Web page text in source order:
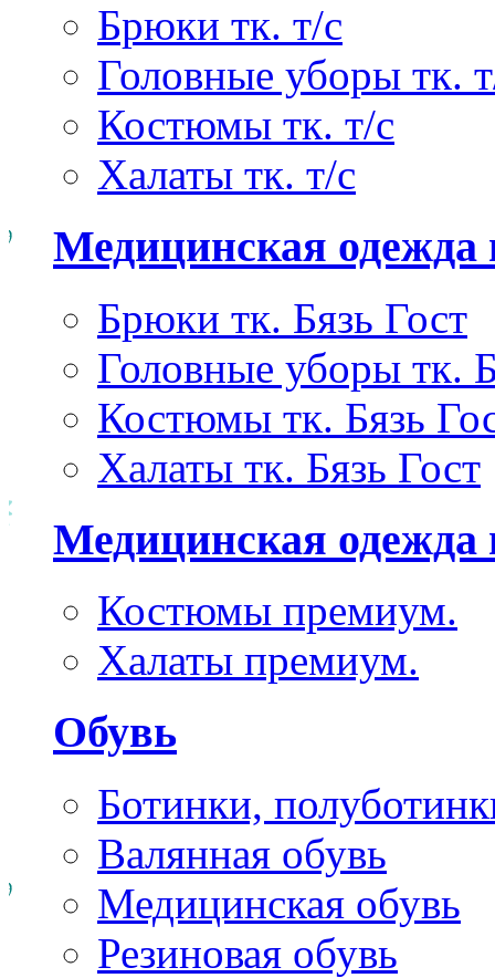
Брюки тк. т/с
Головные уборы тк.
Костюмы тк. т/с
Халаты тк. т/с
Медицинская одежда
Брюки тк. Бязь Гост
Головные уборы тк.
Костюмы тк. Бязь
Халаты тк. Бязь Гост
Медицинская одежда
Костюмы премиум.
Халаты премиум.
Обувь
Ботинки,
Валянная обувь
Медицинская обувь
Резиновая обувь